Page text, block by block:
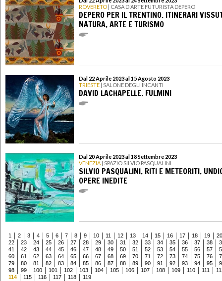
ROVERETO | CASA D'ARTE FUTURISTA DEPERO
DEPERO PER IL TRENTINO. ITINERARI
NATURA, ARTE E TURISMO
Dal 22 Aprile 2023 al 15 Agosto 2023
TRIESTE | SALONE DEGLI INCANTI
DAVID LACHAPELLE. FULMINI
Dal 20 Aprile 2023 al 18 Settembre 2023
VENEZIA | SPAZIO SILVIO PASQUALINI
SILVIO PASQUALINI. RITI E METEORITI.
OPERE INEDITE
1 2 3 4 5 6 7 8 9 10 11 12 13 14 15 16 17 18 19
20
22
23 24 25 26 27 28 29 30 31 32 33 34 35 36 37 38
41
42 43 44 45 46 47 48 49 50 51 52 53 54 55 56 57
60
61 62 63 64 65 66 67 68 69 70 71 72 73 74 75 76
79
80 81 82 83 84 85 86 87 88 89 90 91 92 93 94 95
98
99 100 101 102 103 104 105 106 107 108 109 110 111
114
115 116 117 118
119